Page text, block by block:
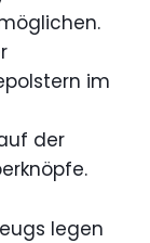
im
der
legen